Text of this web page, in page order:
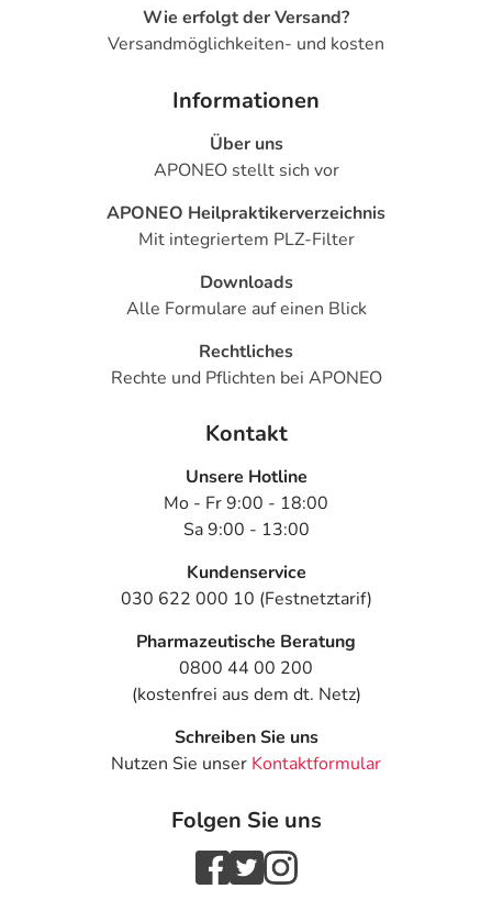
Wie erfolgt der Versand?
Versandmöglichkeiten- und kosten
Informationen
Über uns
APONEO stellt sich vor
APONEO Heilpraktikerverzeichnis
Mit integriertem PLZ-Filter
Downloads
Alle Formulare auf einen Blick
Rechtliches
Rechte und Pflichten bei APONEO
Kontakt
Unsere Hotline
Mo - Fr 9:00 - 18:00
Sa 9:00 - 13:00
Kundenservice
030 622 000 10 (Festnetztarif)
Pharmazeutische Beratung
0800 44 00 200
(kostenfrei aus dem dt. Netz)
Schreiben Sie uns
Nutzen Sie unser Kontaktformular
Folgen Sie uns